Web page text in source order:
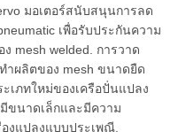
มอเตอร์สนับสนุนการลด
เพื่อรับประกันความ
mesh welded. การวาด
าผลิตของ mesh ขนาดยืด
เภทใหม่ของเครือปั่นแปลง
ขนาดเล็กและมีความ
งแปลงแบบประเพณี.